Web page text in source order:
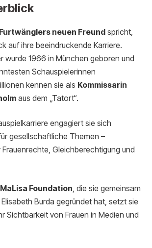
Furtwänglers neuen Freund spricht,
auf ihre beeindruckende Karriere.
wurde 1966 in München geboren und
Schauspielerinnen
kennen sie als Kommissarin
aus dem „Tatort“.
engagiert sie sich
gesellschaftliche Themen –
Gleichberechtigung und
MaLisa Foundation , die sie gemeinsam
Burda gegründet hat, setzt sie
Sichtbarkeit von Frauen in Medien und